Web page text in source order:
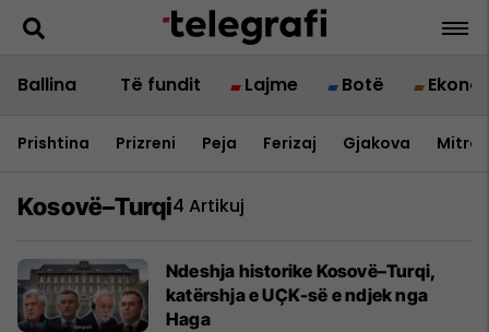
Ballina Të fundit Lajme Botë
Prishtina Prizreni Peja Ferizaj Gjakova
Kosovë–Turqi4 Artikuj
​Ndeshja historike Kosovë–Turqi,
katërshja e UÇK-së e ndjek nga
Haga